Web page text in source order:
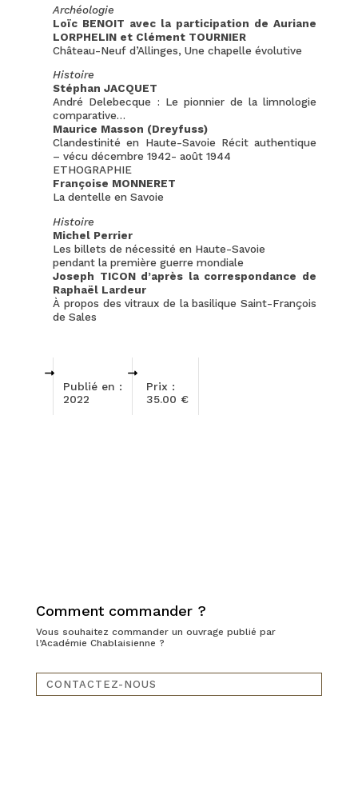
Archéologie
Loïc BENOIT avec la participation de Auriane
LORPHELIN et Clément TOURNIER
Château-Neuf d’Allinges, Une chapelle évolutive
Histoire
Stéphan JACQUET
André Delebecque : Le pionnier de la limnologie
comparative…
Maurice Masson (Dreyfuss)
Clandestinité en Haute-Savoie Récit authentique
– vécu décembre 1942- août 1944
ETHOGRAPHIE
Françoise MONNERET
La dentelle en Savoie
Histoire
Michel Perrier
Les billets de nécessité en Haute-Savoie
pendant la première guerre mondiale
Joseph TICON d’après la correspondance de
Raphaël Lardeur
À propos des vitraux de la basilique Saint-François
de Sales
Publié en :
2022
Prix :
35.00 €
Comment commander ?
Vous souhaitez commander un ouvrage publié par
l’Académie Chablaisienne ?
CONTACTEZ-NOUS